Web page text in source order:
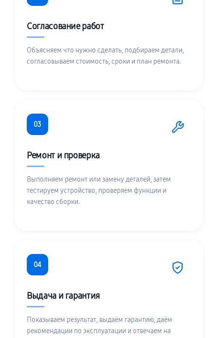
Согласование работ
Объясняем что нужно сделать, подбираем детали,
согласовываем стоимость, сроки и план ремонта.
03
Ремонт и проверка
Выполняем ремонт или замену деталей, затем
тестируем устройство, проверяем функции и
качество сборки.
04
Выдача и гарантия
Показываем результат, выдаём гарантию, даём
рекомендации по эксплуатации и отвечаем на